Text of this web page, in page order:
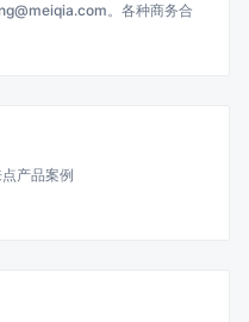
。各种商务合
产品案例